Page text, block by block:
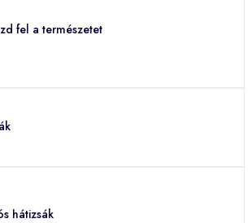
fel a természetet
hátizsák